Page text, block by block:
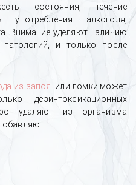
состояния, течение
употребления алкоголя,
Внимание уделяют наличию
патологий, и только после
из запоя или ломки может
дезинтоксикационных
удаляют из организма